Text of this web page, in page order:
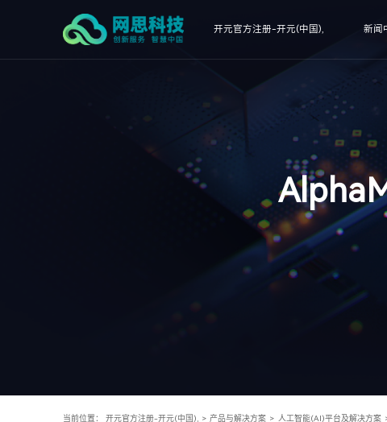
开元官方注册-开元(中国), 新闻
当前位置： 开元官方注册-开元(中国), > 产品与解决方案 > 人工智能(AI)平台及解决方案